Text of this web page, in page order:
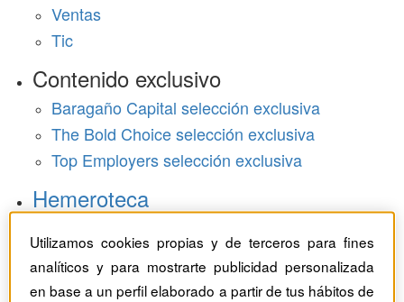
Ventas
Tic
Contenido exclusivo
Baragaño Capital selección exclusiva
The Bold Choice selección exclusiva
Top Employers selección exclusiva
Hemeroteca
Monográficos
Dossieres
Utilizamos cookies propias y de terceros para fines
analíticos y para mostrarte publicidad personalizada
en base a un perfil elaborado a partir de tus hábitos de